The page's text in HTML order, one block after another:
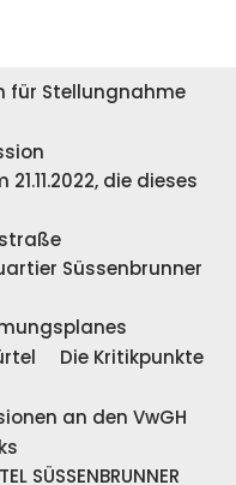
für Stellungnahme
die dieses
Süssenbrunner
Die Kritikpunkte
an den VwGH
SÜSSENBRUNNER